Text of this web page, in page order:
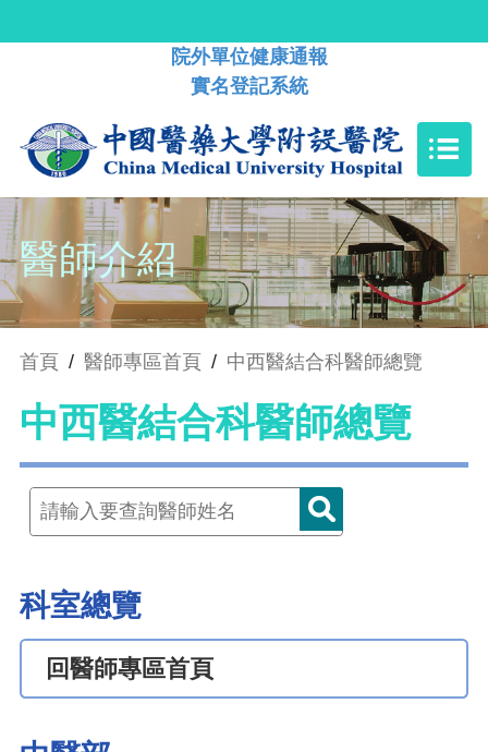
院外單位健康通報
實名登記系統
醫師介紹
首頁 / 醫師專區首頁 / 中西醫結合科醫師總覽
中西醫結合科醫師總覽
科室總覽
回醫師專區首頁